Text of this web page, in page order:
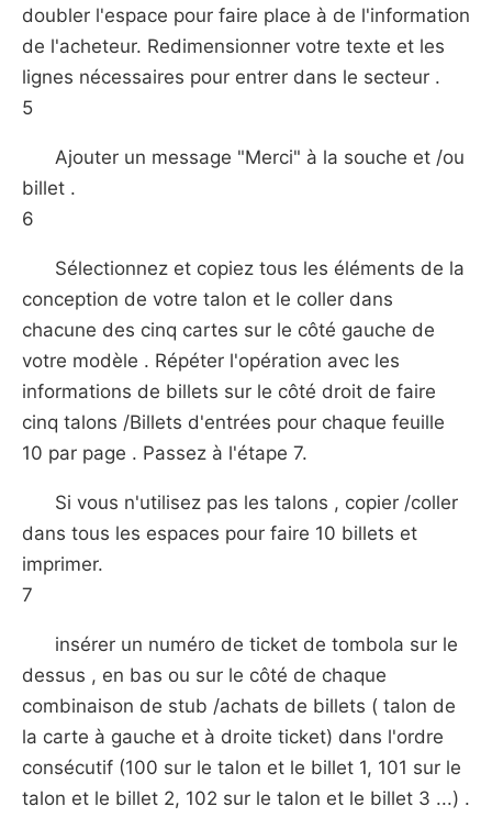
doubler l'espace pour faire place à de l'information
de l'acheteur. Redimensionner votre texte et les
lignes nécessaires pour entrer dans le secteur .
5
Ajouter un message "Merci" à la souche et /ou
billet .
6
Sélectionnez et copiez tous les éléments de la
conception de votre talon et le coller dans
chacune des cinq cartes sur le côté gauche de
votre modèle . Répéter l'opération avec les
informations de billets sur le côté droit de faire
cinq talons /Billets d'entrées pour chaque feuille
10 par page . Passez à l'étape 7.
Si vous n'utilisez pas les talons , copier /coller
dans tous les espaces pour faire 10 billets et
imprimer.
7
insérer un numéro de ticket de tombola sur le
dessus , en bas ou sur le côté de chaque
combinaison de stub /achats de billets ( talon de
la carte à gauche et à droite ticket) dans l'ordre
consécutif (100 sur le talon et le billet 1, 101 sur le
talon et le billet 2, 102 sur le talon et le billet 3 ...) .